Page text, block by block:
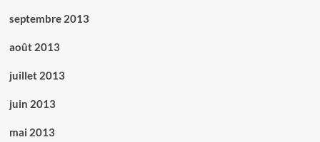
septembre 2013
août 2013
juillet 2013
juin 2013
mai 2013